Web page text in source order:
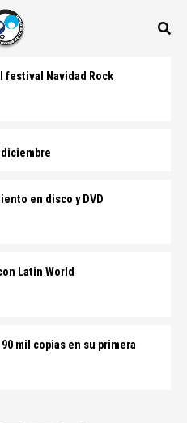
festival Navidad Rock
en disco y DVD
Latin World
mil copias en su primera